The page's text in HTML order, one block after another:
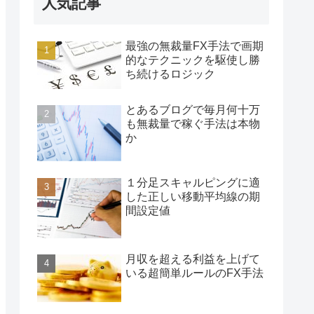
最強の無裁量FX手法で画期
的なテクニックを駆使し勝
ち続けるロジック
とあるブログで毎月何十万
も無裁量で稼ぐ手法は本物
か
１分足スキャルピングに適
した正しい移動平均線の期
間設定値
月収を超える利益を上げて
いる超簡単ルールのFX手法